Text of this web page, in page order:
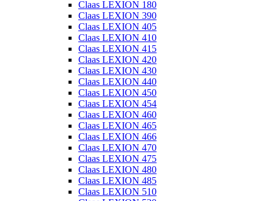
Claas LEXION 180
Claas LEXION 390
Claas LEXION 405
Claas LEXION 410
Claas LEXION 415
Claas LEXION 420
Claas LEXION 430
Claas LEXION 440
Claas LEXION 450
Claas LEXION 454
Claas LEXION 460
Claas LEXION 465
Claas LEXION 466
Claas LEXION 470
Claas LEXION 475
Claas LEXION 480
Claas LEXION 485
Claas LEXION 510